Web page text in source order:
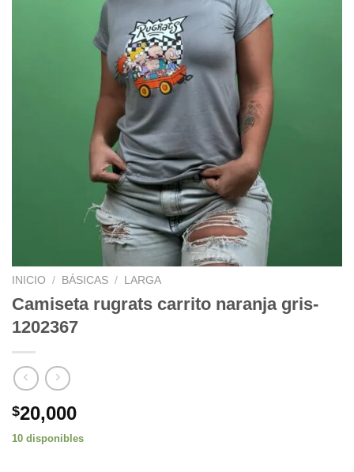
INICIO / BÁSICAS / LARGA
Camiseta rugrats carrito naranja gris-
1202367
$20,000
10 disponibles